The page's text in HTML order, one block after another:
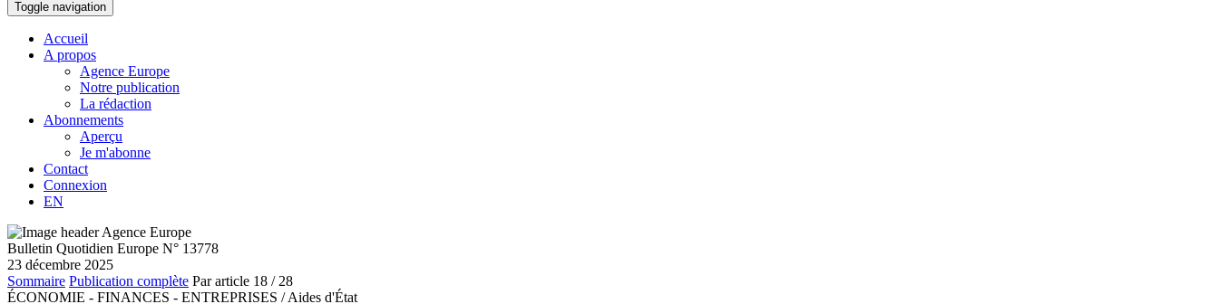
Toggle navigation
Accueil
A propos
Agence Europe
Notre publication
La rédaction
Abonnements
Aperçu
Je m'abonne
Contact
Connexion
EN
Bulletin Quotidien Europe N° 13778
23 décembre 2025
Sommaire Publication complète Par article 18 / 28
ÉCONOMIE - FINANCES - ENTREPRISES / Aides d'État